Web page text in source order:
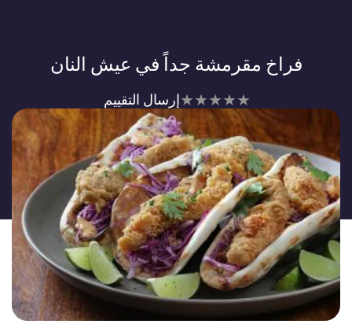
فراخ مقرمشة جداً في عيش النان
لم
يتم
تقديم
أي
تقييمات
لهذا
إرسال التقييم